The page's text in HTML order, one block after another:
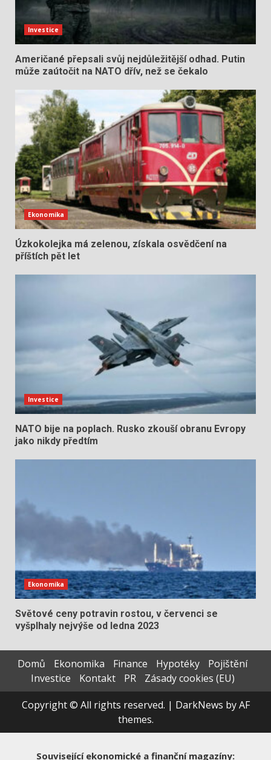
Investice
Američané přepsali svůj nejdůležitější odhad. Putin
může zaútočit na NATO dřív, než se čekalo
Ekonomika
Úzkokolejka má zelenou, získala osvědčení na
příštích pět let
Investice
NATO bije na poplach. Rusko zkouší obranu Evropy
jako nikdy předtím
Ekonomika
Světové ceny potravin rostou, v červenci se
vyšplhaly nejvýše od ledna 2023
Domů Ekonomika Finance Hypotéky
Pojištění
Investice
Kontakt PR
Zásady cookies (EU)
Copyright © All rights reserved. | DarkNews by AF
themes.
Související ekonomické a finanční magazíny: